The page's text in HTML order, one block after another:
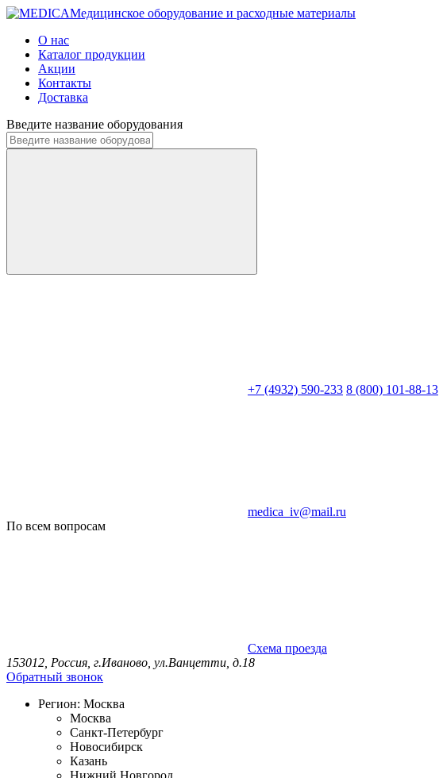
Медицинское оборудование и расходные материалы
О нас
Каталог продукции
Акции
Контакты
Доставка
Введите название оборудования
+7 (4932) 590-233 8 (800) 101-88-13
medica_iv@mail.ru
По всем вопросам
Схема проезда
153012, Россия, г.Иваново, ул.Ванцетти, д.18
Обратный звонок
Регион: Москва
Москва
Санкт-Петербург
Новосибирск
Казань
Нижний Новгород